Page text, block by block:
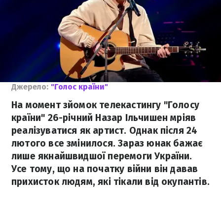
Джерело: "Голос країни"
На момент зйомок телекастингу "Голосу
країни" 26-річний Назар Ільчишен мріяв
реалізуватися як артист. Однак після 24
лютого все змінилося. Зараз юнак бажає
лише якнайшвидшої перемоги України.
Усе тому, що на початку війни він давав
прихисток людям, які тікали від окупантів.